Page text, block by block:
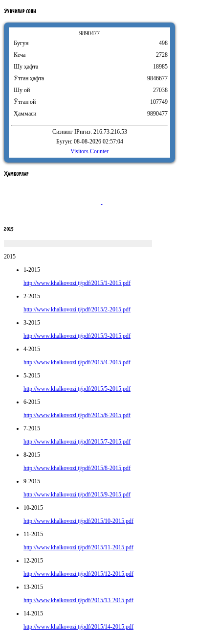
ӮҚУВЧИЛАРСОНИ
9890477
Бугун
Кеча
Шу ҳафта
Ӯтган ҳафта
Шу ой
Ӯтган ой
Ҳаммаси
498
2728
18985
9846677
27038
107749
9890477
Сизнинг IPнгиз: 216.73.216.53
Бугун: 08-08-2026 02:57:04
Visitors Counter
ҲАМКОРЛАР
2015
2015
1-2015
http://www.khalkovozi.tj/pdf/2015/1-2015.pdf
2-2015
http://www.khalkovozi.tj/pdf/2015/2-2015.pdf
3-2015
http://www.khalkovozi.tj/pdf/2015/3-2015.pdf
4-2015
http://www.khalkovozi.tj/pdf/2015/4-2015.pdf
5-2015
http://www.khalkovozi.tj/pdf/2015/5-2015.pdf
6-2015
http://www.khalkovozi.tj/pdf/2015/6-2015.pdf
7-2015
http://www.khalkovozi.tj/pdf/2015/7-2015.pdf
8-2015
http://www.khalkovozi.tj/pdf/2015/8-2015.pdf
9-2015
http://www.khalkovozi.tj/pdf/2015/9-2015.pdf
10-2015
http://www.khalkovozi.tj/pdf/2015/10-2015.pdf
11-2015
http://www.khalkovozi.tj/pdf/2015/11-2015.pdf
12-2015
http://www.khalkovozi.tj/pdf/2015/12-2015.pdf
13-2015
http://www.khalkovozi.tj/pdf/2015/13-2015.pdf
14-2015
http://www.khalkovozi.tj/pdf/2015/14-2015.pdf